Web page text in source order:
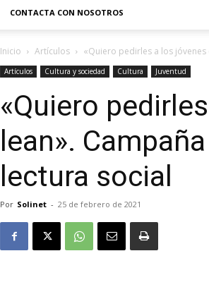
CONTACTA CON NOSOTROS
Inicio Artículos «Quiero pedirles a los
Artículos Cultura y sociedad Cultura Juventud
«Quiero
lean».
lectura social
Por Solinet - 25 de febrero de 2021